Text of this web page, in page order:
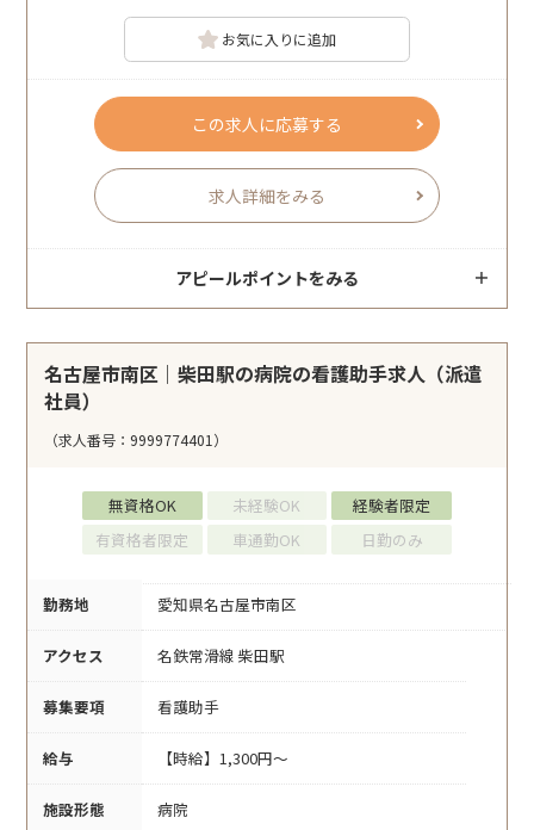
お気に入りに追加
この求人に応募する
求人詳細をみる
アピールポイントをみる
名古屋市南区｜柴田駅の病院の看護助手求人（派遣
社員）
（求人番号：9999774401）
無資格OK 未経験OK
経験者限定
有資格者限定
車通勤OK 日勤のみ
勤務地 愛知県名古屋市南区
アクセス 名鉄常滑線 柴田駅
募集要項 看護助手
給与 【時給】1,300円～
施設形態 病院